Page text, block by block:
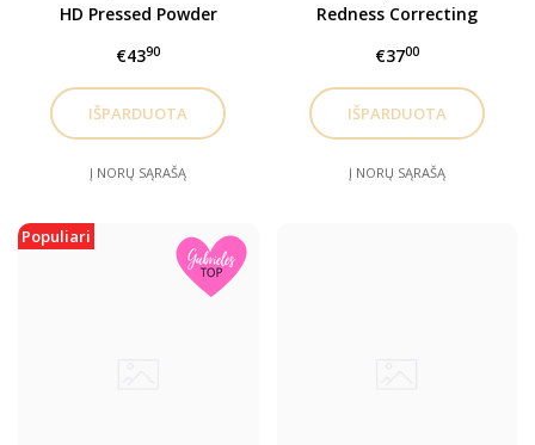
HD Pressed Powder
Translucent
€4390
Į NORŲ SĄRAŠĄ
Redness Correcting
koreguojanti makiažo
bazė 30ml
€3700
Į NORŲ SĄRAŠĄ
Populiari